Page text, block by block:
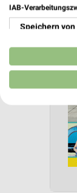
IAB-
Speichern
Verwendung
Erstellung
Erstellung
Verwendung